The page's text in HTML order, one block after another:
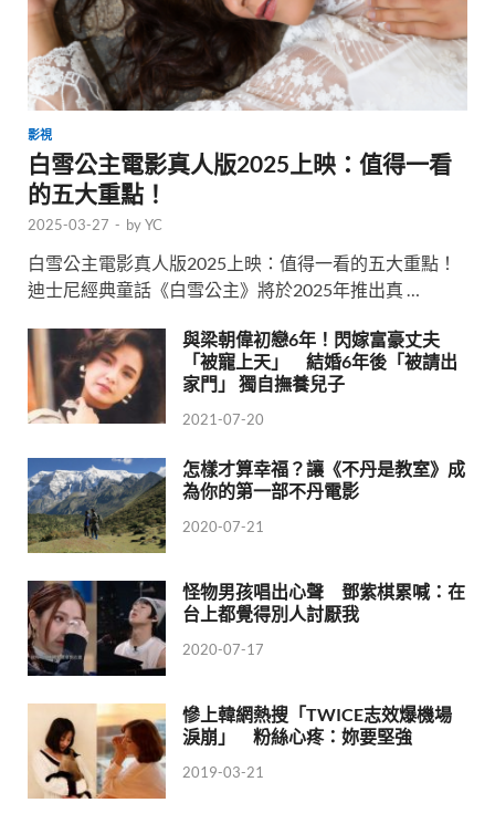
影視
白雪公主電影真人版2025上映：值得一看
的五大重點！
2025-03-27 - byYC
白雪公主電影真人版2025上映：值得一看的五大重點！
迪士尼經典童話《白雪公主》將於2025年推出真 …
與梁朝偉初戀6年！閃嫁富豪丈夫
「被寵上天」 結婚6年後「被請出
家門」 獨自撫養兒子
2021-07-20
怎樣才算幸福？讓《不丹是教室》成
為你的第一部不丹電影
2020-07-21
怪物男孩唱出心聲 鄧紫棋累喊：在
台上都覺得別人討厭我
2020-07-17
慘上韓網熱搜「TWICE志效爆機場
淚崩」 粉絲心疼：妳要堅強
2019-03-21